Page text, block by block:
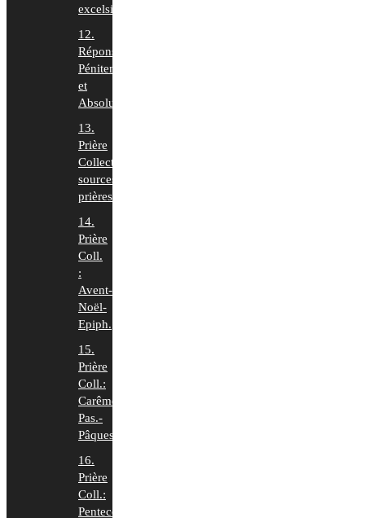
excelsis
12.
Répons
Pénitence
et
Absolution
13.
Prière
Collecte:
sources
prières
14.
Prière
Coll.
:
Avent-
Noël-
Epiph.
15.
Prière
Coll.:
Carême-
Pas.-
Pâques
16.
Prière
Coll.:
Pentecôte-